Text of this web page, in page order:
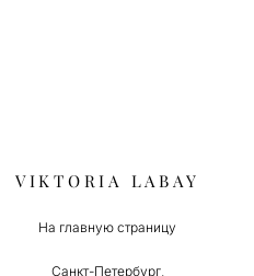
VIKTORIA LABAY
На главную страницу
Санкт-Петербург,